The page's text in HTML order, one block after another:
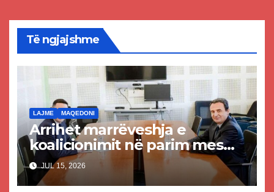
Të ngjajshme
LAJME MAQEDONI
Arrihet marrëveshja e
koalicionimit në parim mes
Kurtit dhe Abdixhikut
JUL 15, 2026